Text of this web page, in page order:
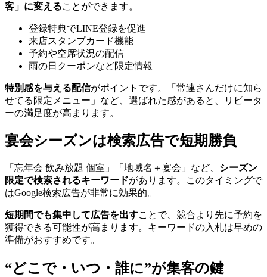
客」に変えることができます。
登録特典でLINE登録を促進
来店スタンプカード機能
予約や空席状況の配信
雨の日クーポンなど限定情報
特別感を与える配信がポイントです。「常連さんだけに知ら
せてる限定メニュー」など、選ばれた感があると、リピータ
ーの満足度が高まります。
宴会シーズンは検索広告で短期勝負
「忘年会 飲み放題 個室」「地域名＋宴会」など、 シーズン
限定で検索されるキーワードがあります。このタイミングで
はGoogle検索広告が非常に効果的。
短期間でも集中して広告を出すことで、競合より先に予約を
獲得できる可能性が高まります。キーワードの入札は早めの
準備がおすすめです。
“どこで・いつ・誰に”が集客の鍵